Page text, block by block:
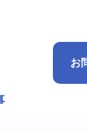
お